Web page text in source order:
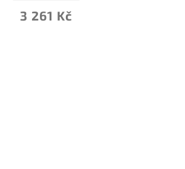
3 261 Kč